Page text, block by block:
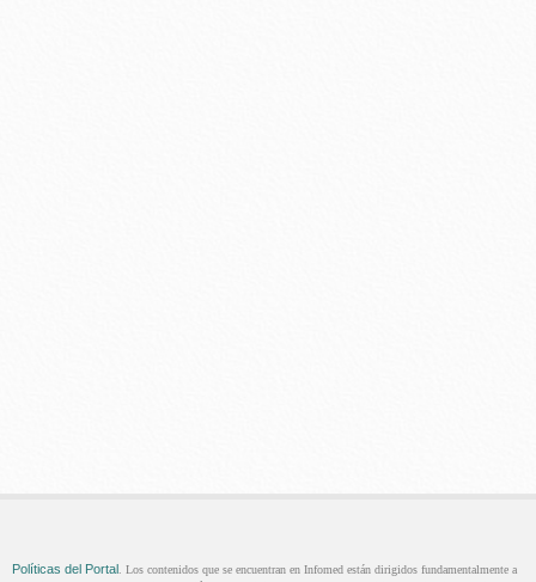
Políticas del Portal . Los contenidos que se encuentran en Infomed están dirigidos fundamentalmente a